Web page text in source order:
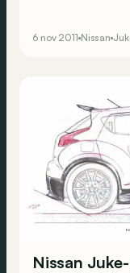
6 nov 2011 Nissan
Nissan